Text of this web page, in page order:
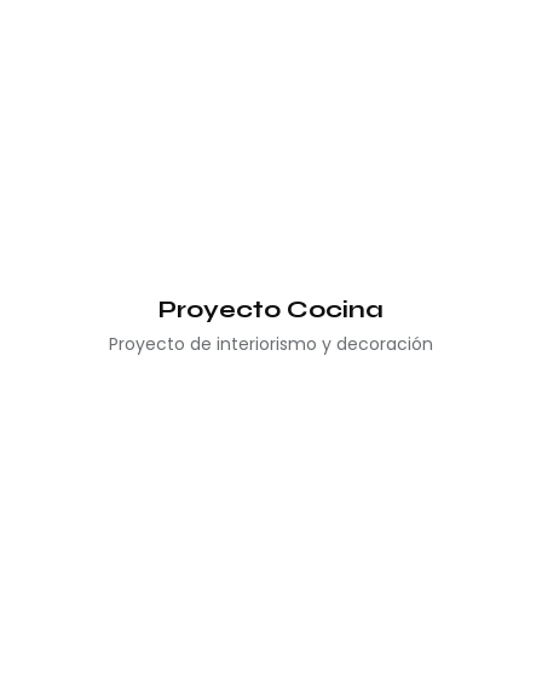
Proyecto Cocina
Proyecto de interiorismo y decoración